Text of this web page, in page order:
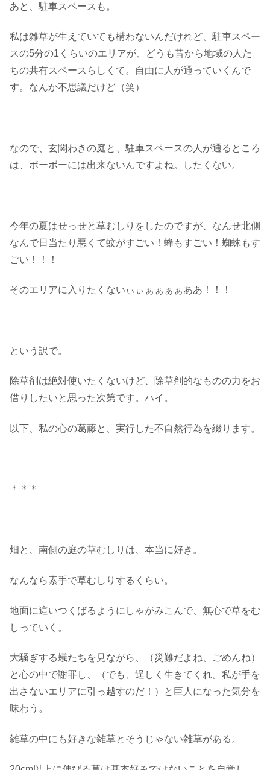
あと、駐車スペースも。
私は雑草が生えていても構わないんだけれど、駐車スペー
スの5分の1くらいのエリアが、どうも昔から地域の人た
ちの共有スペースらしくて。自由に人が通っていくんで
す。なんか不思議だけど（笑）
なので、玄関わきの庭と、駐車スペースの人が通るところ
は、ボーボーには出来ないんですよね。したくない。
今年の夏はせっせと草むしりをしたのですが、なんせ北側
なんで日当たり悪くて蚊がすごい！蜂もすごい！蜘蛛もす
ごい！！！
そのエリアに入りたくないぃぃぁぁぁぁああ！！！
という訳で。
除草剤は絶対使いたくないけど、除草剤的なものの力をお
借りしたいと思った次第です。ハイ。
以下、私の心の葛藤と、実行した不自然行為を綴ります。
＊＊＊
畑と、南側の庭の草むしりは、本当に好き。
なんなら素手で草むしりするくらい。
地面に這いつくばるようにしゃがみこんで、無心で草をむ
しっていく。
大騒ぎする蟻たちを見ながら、（災難だよね、ごめんね）
と心の中で謝罪し、（でも、逞しく生きてくれ。私が手を
出さないエリアに引っ越すのだ！）と巨人になった気分を
味わう。
雑草の中にも好きな雑草とそうじゃない雑草がある。